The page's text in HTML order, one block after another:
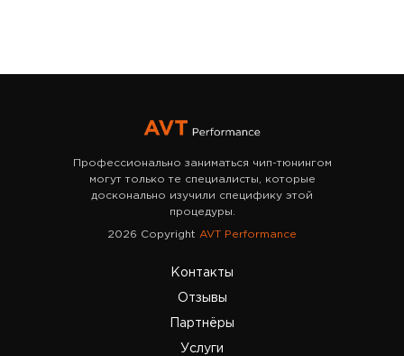
Профессионально заниматься чип-тюнингом
могут только те специалисты, которые
досконально изучили специфику этой
процедуры.
2026 Copyright AVT Performance
Услуги
Партнёры
Отзывы
Контакты